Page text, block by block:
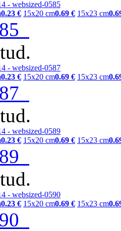
0.23 € 15x20 cm0.69 € 15x23 cm
0.23 € 15x20 cm0.69 € 15x23 cm
0.23 € 15x20 cm0.69 € 15x23 cm
0.23 € 15x20 cm0.69 € 15x23 cm